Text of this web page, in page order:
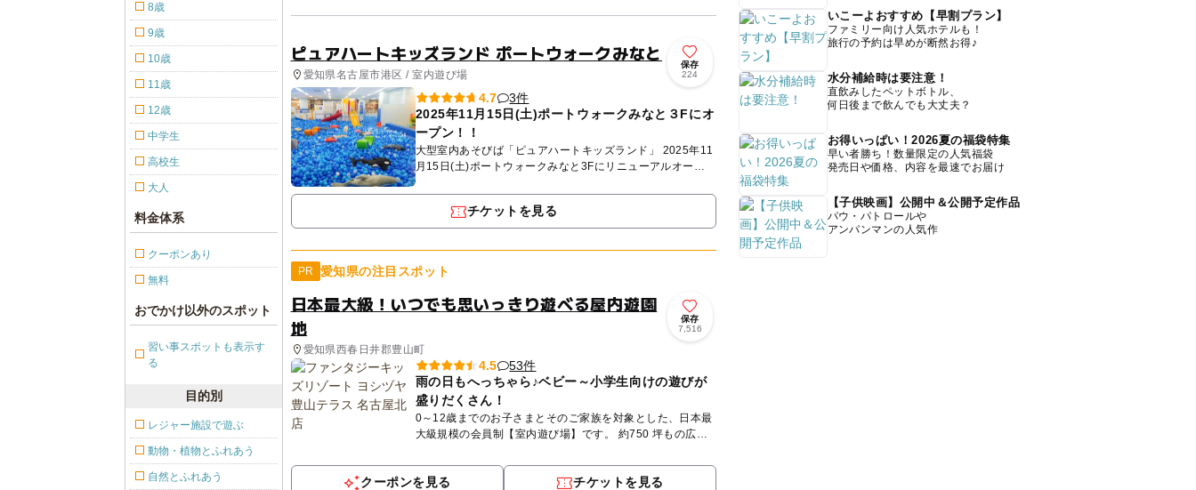
ピュアハートキッズランド ポートウォークみなと
愛知県名古屋市港区 / 室内遊び場
保存
224
4.7
3件
2025年11月15日(土)ポートウォークみなと３Fにオ
ープン！！
大型室内あそびば「ピュアハートキッズランド」 2025年11
月15日(土)ポートウォークみなと3Fにリニューアルオープ
ン！！ ピュアキッズは完全会員制の大型室内公園で...
チケットを見る
PR 愛知県の注目スポット
日本最大級！いつでも思いっきり遊べる屋内遊園
地
愛知県西春日井郡豊山町
保存
7,516
4.5
53件
雨の日もへっちゃら♪ベビー～小学生向けの遊びが
盛りだくさん！
0～12歳までのお子さまとそのご家族を対象とした、日本最
大級規模の会員制【室内遊び場】です。 約750 坪もの広い
や、さ...
クーポンを見る チケットを見る
8歳
9歳
10歳
11歳
12歳
中学生
高校生
大人
料金体系
クーポンあり
無料
おでかけ以外のスポット
習い事スポットも表示す
る
目的別
レジャー施設で遊ぶ
動物・植物とふれあう
自然とふれあう
いこーよおすすめ【早割プラン】
ファミリー向け人気ホテルも！
旅行の予約は早めが断然お得♪
水分補給時は要注意！
直飲みしたペットボトル、
何日後まで飲んでも大丈夫？
お得いっぱい！2026夏の福袋特集
早い者勝ち！数量限定の人気福袋
発売日や価格、内容を最速でお届け
【子供映画】公開中＆公開予定作品
パウ・パトロールや
アンパンマンの人気作